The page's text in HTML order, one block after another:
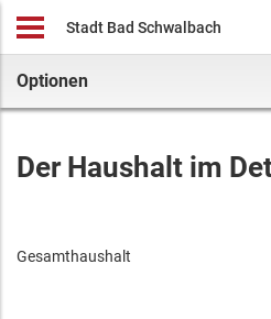
Stadt Bad Schwalbach
Optionen
Der Haushalt im
Gesamthaushalt